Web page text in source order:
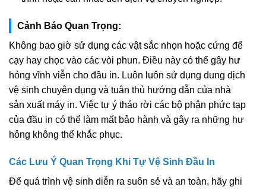
Cảnh Báo Quan Trọng:
Không bao giờ sử dụng các vật sắc nhọn hoặc cứng để
cạy hay chọc vào các vòi phun. Điều này có thể gây hư
hỏng vĩnh viễn cho đầu in. Luôn luôn sử dụng dung dịch
vệ sinh chuyên dụng và tuân thủ hướng dẫn của nhà
sản xuất máy in. Việc tự ý tháo rời các bộ phận phức tạp
của đầu in có thể làm mất bảo hành và gây ra những hư
hỏng không thể khắc phục.
Các Lưu Ý Quan Trọng Khi Tự Vệ Sinh Đầu In
Để quá trình vệ sinh diễn ra suôn sẻ và an toàn, hãy ghi